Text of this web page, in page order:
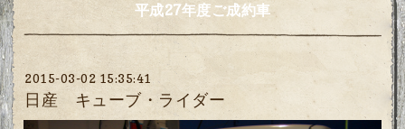
平成27年度ご成約車
2015-03-02 15:35:41
日産 キューブ・ライダー